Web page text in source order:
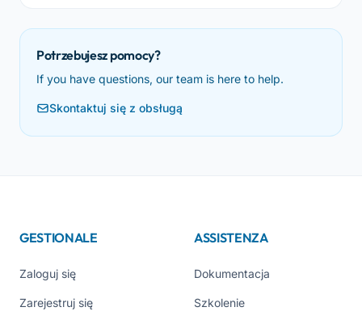
Potrzebujesz pomocy?
If you have questions, our team is here to help.
Skontaktuj się z obsługą
GESTIONALE
Zaloguj się
Zarejestruj się
ASSISTENZA
Dokumentacja
Szkolenie